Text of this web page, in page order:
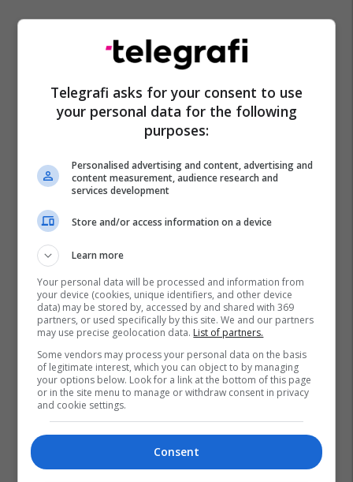
Telegrafi asks for your consent to use
your personal data for the following
purposes:
Personalised advertising and content, advertising and
content measurement, audience research and
services development
Store and/or access information on a device
Learn more
Your personal data will be processed and information from
your device (cookies, unique identifiers, and other device
data) may be stored by, accessed by and shared with 369
partners, or used specifically by this site. We and our partners
may use precise geolocation data. List of partners.
Some vendors may process your personal data on the basis
of legitimate interest, which you can object to by managing
your options below. Look for a link at the bottom of this page
or in the site menu to manage or withdraw consent in privacy
and cookie settings.
Consent